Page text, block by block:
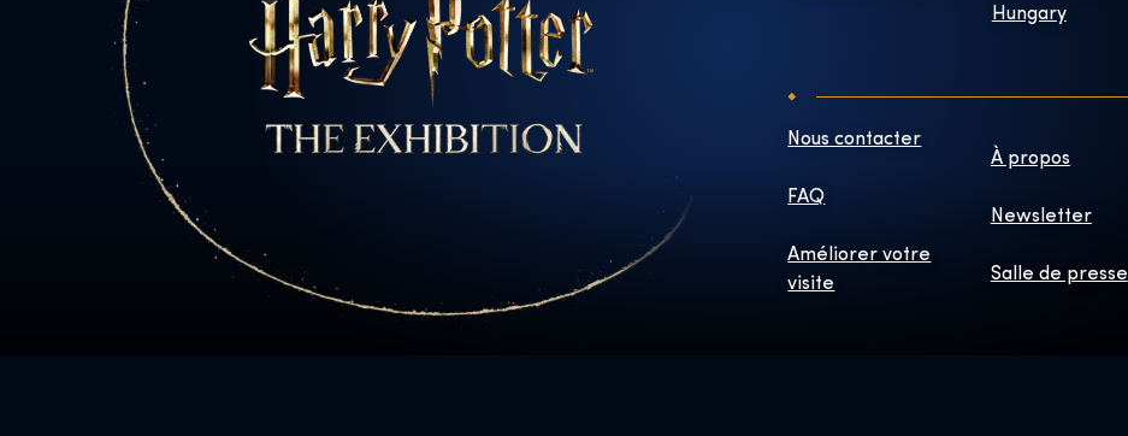
Hungary
Nous contacter
FAQ
Améliorer votre
visite
À propos
Newsletter
Salle de presse